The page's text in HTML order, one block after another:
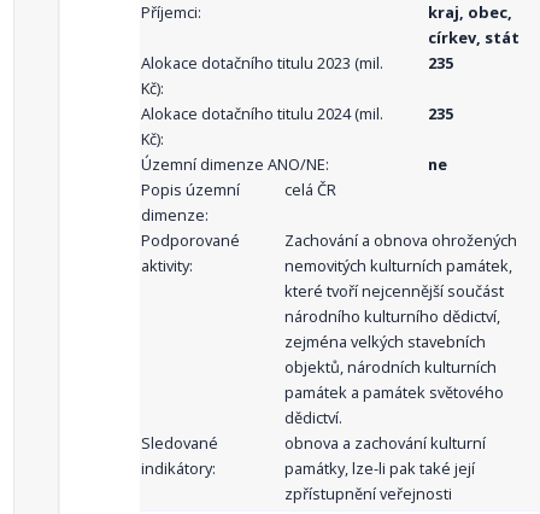
Příjemci:
kraj, obec,
církev, stát
Alokace dotačního titulu 2023 (mil.
Kč):
235
Alokace dotačního titulu 2024 (mil.
Kč):
235
Územní dimenze ANO/NE:
ne
Popis územní
dimenze:
celá ČR
Podporované
aktivity:
Zachování a obnova ohrožených
nemovitých kulturních památek,
které tvoří nejcennější součást
národního kulturního dědictví,
zejména velkých stavebních
objektů, národních kulturních
památek a památek světového
dědictví.
Sledované
indikátory:
obnova a zachování kulturní
památky, lze-li pak také její
zpřístupnění veřejnosti